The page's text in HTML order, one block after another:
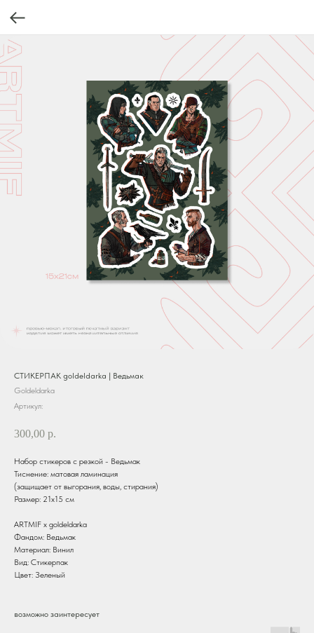
СТИКЕРПАК goldeldarka | Ведьмак
Goldeldarka
Артикул:
300,00 р.
Набор стикеров с резкой - Ведьмак
Тиснение: матовая ламинация
(защищает от выгорания, воды, стирания)
Размер: 21х15 см
ARTMIF x goldeldarka
Фандом: Ведьмак
Материал: Винил
Вид: Стикерпак
Цвет: Зеленый
возможно заинтересует